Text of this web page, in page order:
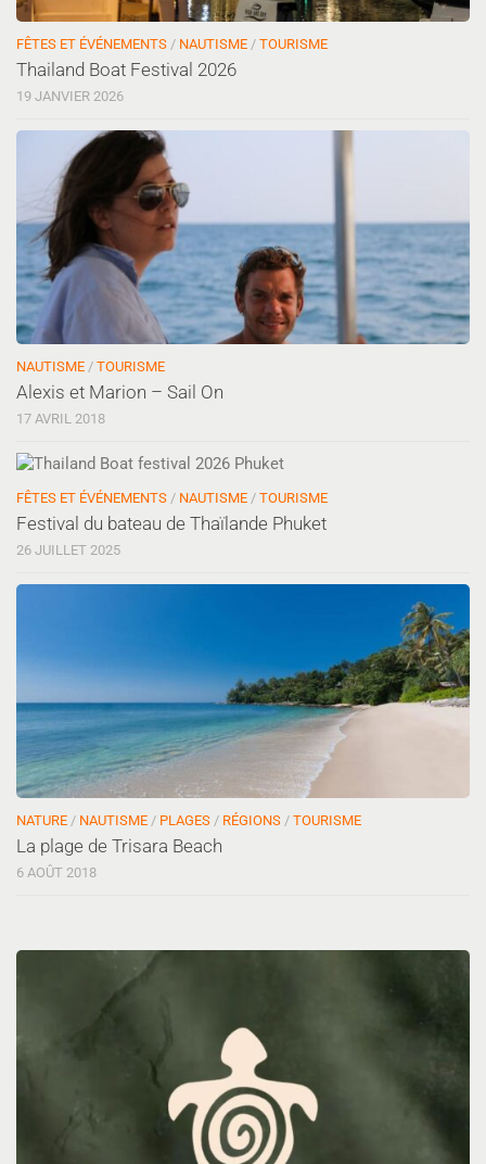
FÊTES ET ÉVÉNEMENTS / NAUTISME / TOURISME
Thailand Boat Festival 2026
19 JANVIER 2026
NAUTISME / TOURISME
Alexis et Marion – Sail On
17 AVRIL 2018
FÊTES ET ÉVÉNEMENTS / NAUTISME / TOURISME
Festival du bateau de Thaïlande Phuket
26 JUILLET 2025
NATURE / NAUTISME / PLAGES / RÉGIONS / TOURISME
La plage de Trisara Beach
6 AOÛT 2018